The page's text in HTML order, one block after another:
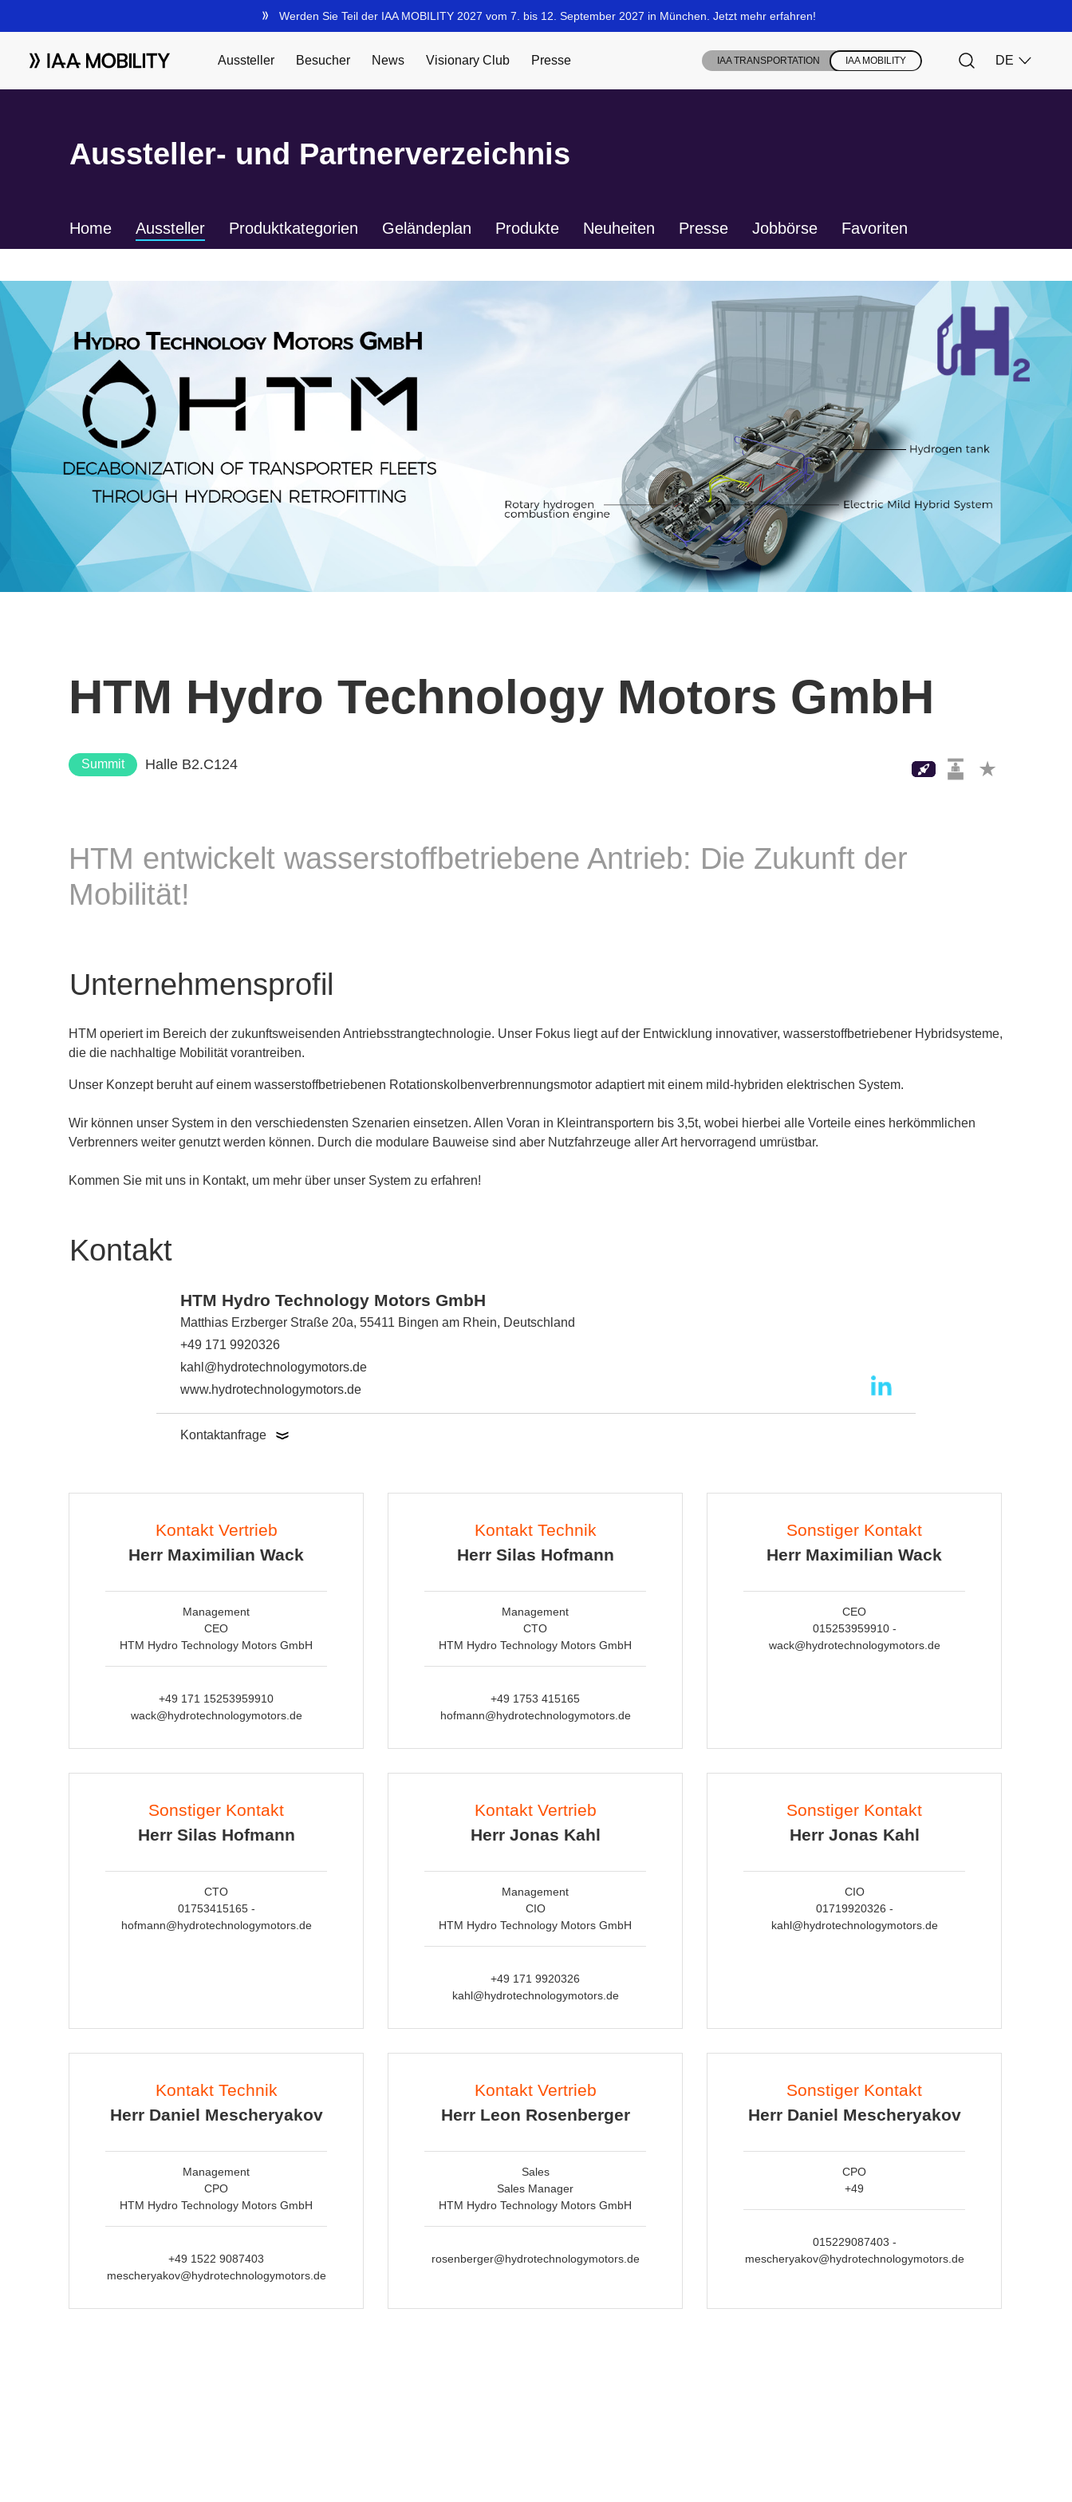
Aussteller- und Partnerverzeichnis
Home Aussteller Produktkategorien Geländeplan Produkte Neuheiten Presse Jobbörse Favoriten
HTM Hydro Technology Motors GmbH
Summit Halle B2.C124
HTM entwickelt wasserstoffbetriebene Antrieb: Die Zukunft der
Mobilität!
Unternehmensprofil
HTM operiert im Bereich der zukunftsweisenden Antriebsstrangtechnologie. Unser Fokus liegt auf der Entwicklung innovativer, wasserstoffbetriebener Hybridsysteme,
die die nachhaltige Mobilität vorantreiben.
Unser Konzept beruht auf einem wasserstoffbetriebenen Rotationskolbenverbrennungsmotor adaptiert mit einem mild-hybriden elektrischen System.
Wir können unser System in den verschiedensten Szenarien einsetzen. Allen Voran in Kleintransportern bis 3,5t, wobei hierbei alle Vorteile eines herkömmlichen
Verbrenners weiter genutzt werden können. Durch die modulare Bauweise sind aber Nutzfahrzeuge aller Art hervorragend umrüstbar.
Kommen Sie mit uns in Kontakt, um mehr über unser System zu erfahren!
Kontakt
HTM Hydro Technology Motors GmbH
Matthias Erzberger Straße 20a, 55411 Bingen am Rhein, Deutschland
+49 171 9920326
kahl@hydrotechnologymotors.de
www.hydrotechnologymotors.de
Kontaktanfrage
Kontakt Vertrieb
Herr Maximilian Wack
Management
CEO
HTM Hydro Technology Motors GmbH
+49 171 15253959910
wack@hydrotechnologymotors.de
Kontakt Technik
Herr Silas Hofmann
Management
CTO
HTM Hydro Technology Motors GmbH
+49 1753 415165
hofmann@hydrotechnologymotors.de
Sonstiger Kontakt
Herr Maximilian Wack
CEO
015253959910 -
wack@hydrotechnologymotors.de
Sonstiger Kontakt
Herr Silas Hofmann
CTO
01753415165 -
hofmann@hydrotechnologymotors.de
Kontakt Vertrieb
Herr Jonas Kahl
Management
CIO
HTM Hydro Technology Motors GmbH
+49 171 9920326
kahl@hydrotechnologymotors.de
Sonstiger Kontakt
Herr Jonas Kahl
CIO
01719920326 -
kahl@hydrotechnologymotors.de
Kontakt Technik
Herr Daniel Mescheryakov
Management
CPO
HTM Hydro Technology Motors GmbH
+49 1522 9087403
mescheryakov@hydrotechnologymotors.de
Kontakt Vertrieb
Herr Leon Rosenberger
Sales
Sales Manager
HTM Hydro Technology Motors GmbH
rosenberger@hydrotechnologymotors.de
Sonstiger Kontakt
Herr Daniel Mescheryakov
CPO
+49
015229087403 -
mescheryakov@hydrotechnologymotors.de